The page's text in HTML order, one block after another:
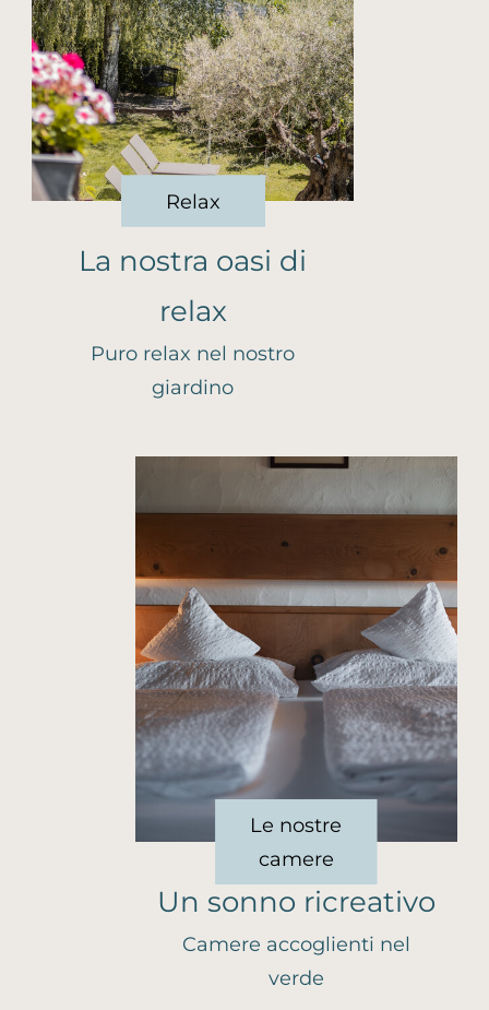
Relax
La nostra oasi di
relax
Puro relax nel nostro
giardino
Le nostre
camere
Un sonno ricreativo
Camere accoglienti nel
verde